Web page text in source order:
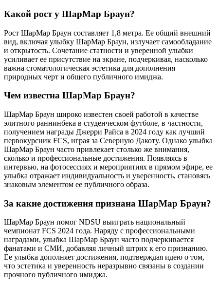
Какой рост у ШарМар Браун?
Рост ШарМар Браун составляет 1,8 метра. Ее общий внешний
вид, включая улыбку ШарМар Браун, излучает самообладание
и открытость. Сочетание статности и уверенной улыбки
усиливает ее присутствие на экране, подчеркивая, насколько
важна стоматологическая эстетика для дополнения
природных черт и общего публичного имиджа.
Чем известна ШарМар Браун?
ШарМар Браун широко известен своей работой в качестве
элитного раннинбека в студенческом футболе, в частности,
получением награды Джерри Райса в 2024 году как лучший
первокурсник FCS, играя за Северную Дакоту. Однако улыбка
ШарМар Браун часто привлекает столько же внимания,
сколько и профессиональные достижения. Появляясь в
интервью, на фотосессиях и мероприятиях в прямом эфире, ее
улыбка отражает индивидуальность и уверенность, становясь
знаковым элементом ее публичного образа.
За какие достижения признана ШарМар Браун?
ШарМар Браун помог NDSU выиграть национальный
чемпионат FCS 2024 года. Наряду с профессиональными
наградами, улыбка ШарМар Браун часто подчеркивается
фанатами и СМИ, добавляя личный штрих к его признанию.
Ее улыбка дополняет достижения, подтверждая идею о том,
что эстетика и уверенность неразрывно связаны в создании
прочного публичного имиджа.